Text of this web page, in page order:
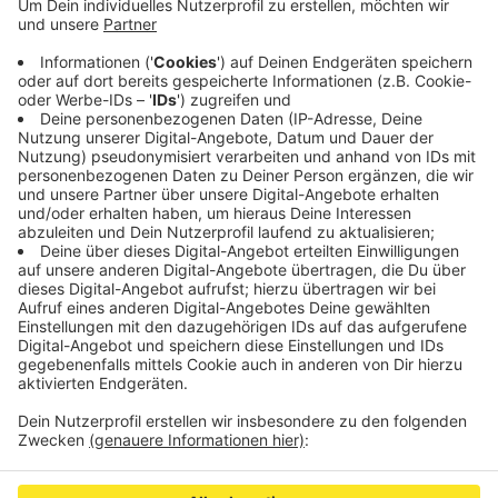
Eschweiler ist am Sonntagabend ein Mann leicht
verletzt worden.
Nach Angaben der Feuerwehr war das Feuer in einer
Wohnung im Erdgeschoss eines Mehrfamilienhauses
ausgebrochen. Dort soll eine Couch gebrannt haben.
Demnach hatte der Bewohner selbst noch erste
Löschmaßnahmen vorgenommen. Er kam mit Verdacht
auf Rauchgasvergiftung ins Krankenhaus.
Anzeige
Anzeige